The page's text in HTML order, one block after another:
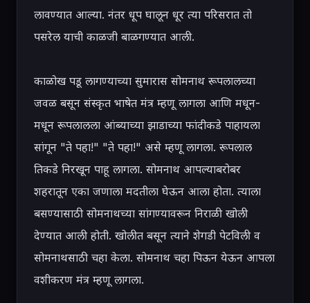
लावण्यात आल्या. नंतर धूप घालून धूर त्या परिसरात तो
पसरेल याची काळजी बाळगण्यात आली.
काळोख पडू लागण्याच्या सुमारास सोमनाथ रूपलालच्या
जवळ बसून संस्कृत भाषेत मंत्र म्हणू लागला आणि मधून-
मधून रूपलालला आंब्याच्या झाडाच्या फांदीकडे पाहायला
सांगून "ते पहा!" "ते पहा!" असे म्हणू लागला. रूपलाल
तिकडे निरखून पाहू लागला. सोमनाथ आपल्याबरोबर
शहरातून एका जणाला मदतीला घेऊन आला होता. त्याला
बसण्यासाठी सोमनाथच्या सांगण्यावरून निराळी खोली
देण्यात आली होती. खोलीत बसून त्याने शेगडी पेटविली व
सोमनाथसाठी चहा केला. सोमनाथ चहा पिऊन येऊन आपला
वशीकरण मंत्र म्हणू लागला.